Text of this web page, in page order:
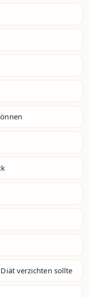
verzichten sollte